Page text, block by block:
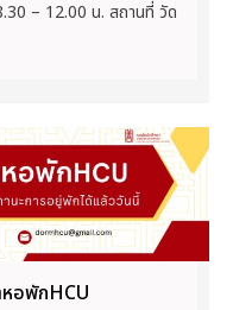
– 12.00 น. สถานที่ วัด
อพักHCU